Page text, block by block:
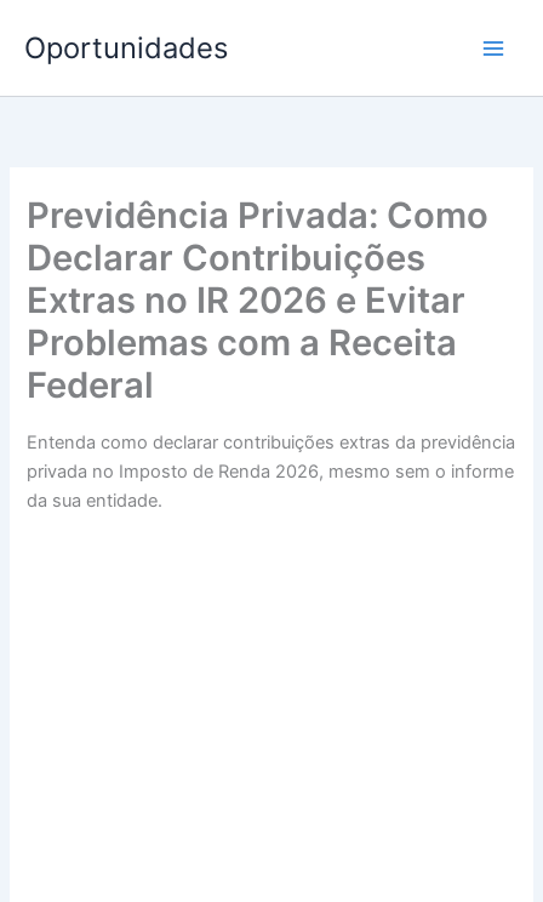
para
conteúdo
Oportunidades
Previdência Privada: Como
Declarar Contribuições
Extras no IR 2026 e Evitar
Problemas com a Receita
Federal
Entenda como declarar contribuições extras da previdência
privada no Imposto de Renda 2026, mesmo sem o informe
da sua entidade.